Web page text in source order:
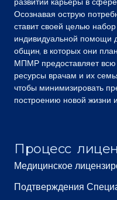
Осознавая острую
ставит своей целью
индивидуальной помощи
общин, в которых они
МПМР предоставляет
ресурсы врачам и их
чтобы минимизировать
построению новой жизни
Процесс
Медицинское
Подтверждения